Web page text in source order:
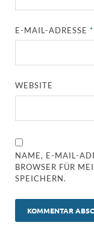
E-MAIL-ADRESSE*
WEBSITE
NAME, E-MAIL-
BROWSER FÜR
SPEICHERN.